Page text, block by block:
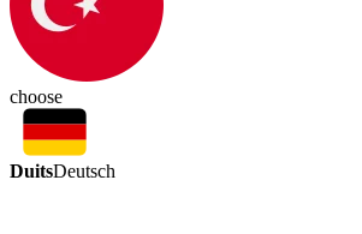
choose
DuitsDeutsch